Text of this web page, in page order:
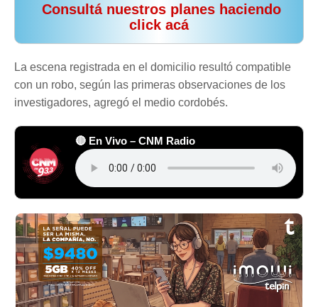
️ Consultá nuestros planes haciendo
click acá
La escena registrada en el domicilio resultó compatible
con un robo, según las primeras observaciones de los
investigadores, agregó el medio cordobés.
🔴 En Vivo – CNM Radio